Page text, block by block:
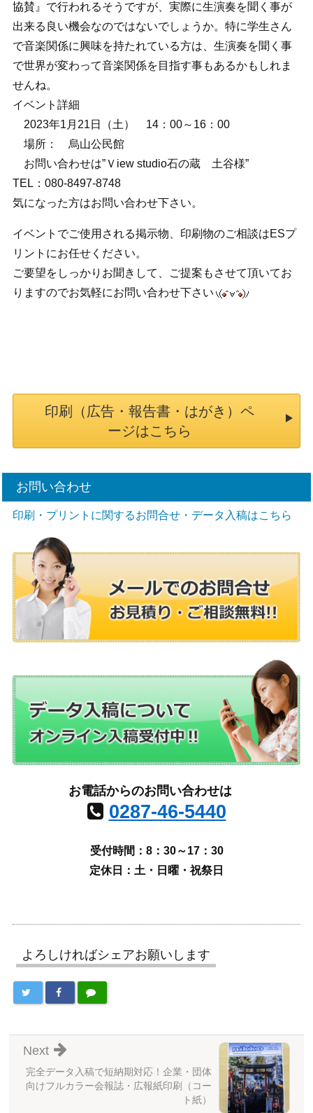
協賛』で行われるそうですが、実際に生演奏を聞く事が
出来る良い機会なのではないでしょうか。特に学生さん
で音楽関係に興味を持たれている方は、生演奏を聞く事
で世界が変わって音楽関係を目指す事もあるかもしれま
せんね。
イベント詳細
2023年1月21日（土） 14：00～16：00
場所： 烏山公民館
お問い合わせは”Ｖiew studio石の蔵 土谷様”
TEL：080-8497-8748
気になった方はお問い合わせ下さい。
イベントでご使用される掲示物、印刷物のご相談はESプ
リントにお任せください。
ご要望をしっかりお聞きして、ご提案もさせて頂いてお
りますのでお気軽にお問い合わせ下さい
印刷（広告・報告書・はがき）ペ
ージはこちら
お問い合わせ
印刷・プリントに関するお問合せ・データ入稿はこちら
お電話からのお問い合わせは
0287-46-5440
受付時間：8：30～17：30
定休日：土・日曜・祝祭日
よろしければシェアお願いします
完全データ入稿で短納期対応！企業・団体
向けフルカラー会報誌・広報紙印刷（コー
ト紙）
Next